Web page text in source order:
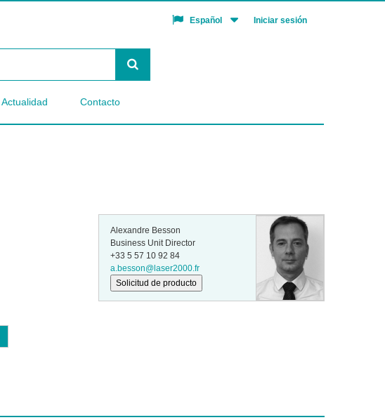
Iniciar sesión
Español
Actualidad Contacto
Alexandre Besson
Business Unit Director
+33 5 57 10 92 84
a.besson@laser2000.fr
Solicitud de producto